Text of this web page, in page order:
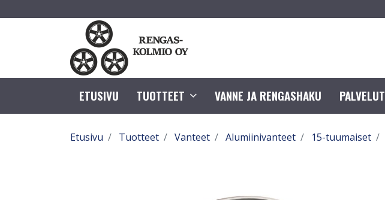
ETUSIVU TUOTTEET VANNE JA RENGASHAKU PALVELUT
Etusivu Tuotteet Vanteet Alumiinivanteet 15-tuumaiset